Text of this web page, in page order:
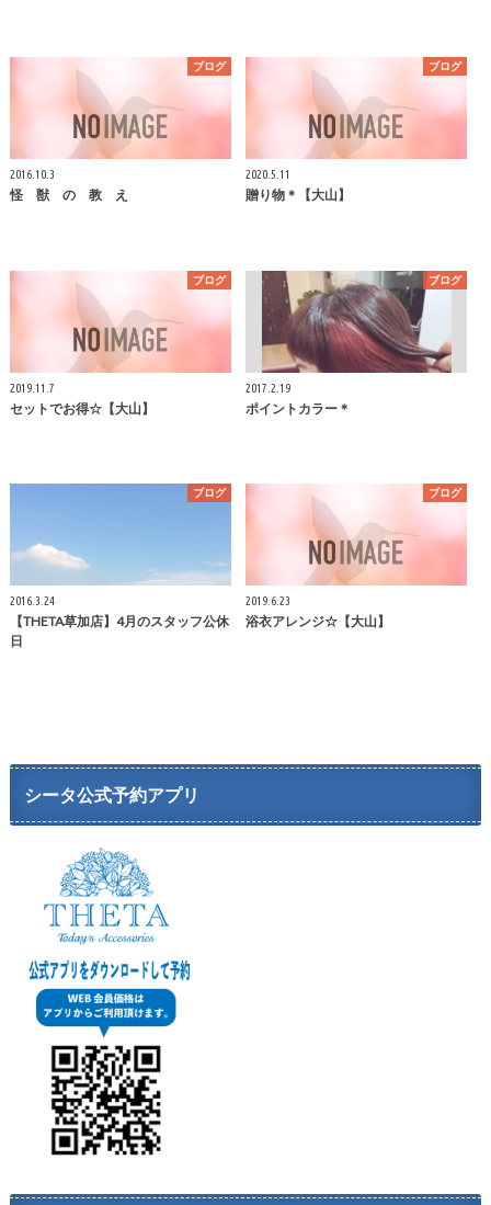
ブログ
2016.10.3
怪 獣 の 教 え
ブログ
2020.5.11
贈り物＊【大山】
ブログ
2019.11.7
セットでお得☆【大山】
ブログ
2017.2.19
ポイントカラー＊
ブログ
2016.3.24
【THETA草加店】4月のスタッフ公休
日
ブログ
2019.6.23
浴衣アレンジ☆【大山】
シータ公式予約アプリ